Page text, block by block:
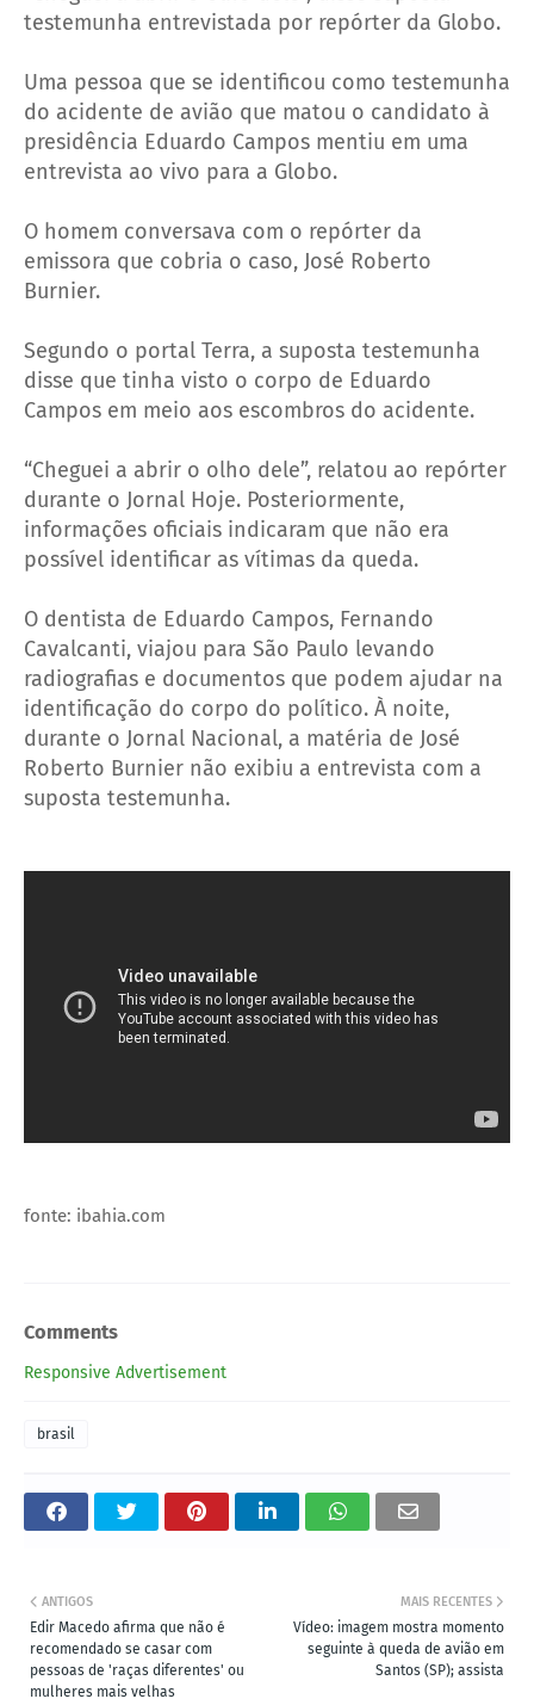
testemunha entrevistada por repórter da Globo.
Uma pessoa que se identificou como testemunha
do acidente de avião que matou o candidato à
presidência Eduardo Campos mentiu em uma
entrevista ao vivo para a Globo.
O homem conversava com o repórter da
emissora que cobria o caso, José Roberto
Burnier.
Segundo o portal Terra, a suposta testemunha
disse que tinha visto o corpo de Eduardo
Campos em meio aos escombros do acidente.
“Cheguei a abrir o olho dele”, relatou ao repórter
durante o Jornal Hoje. Posteriormente,
informações oficiais indicaram que não era
possível identificar as vítimas da queda.
O dentista de Eduardo Campos, Fernando
Cavalcanti, viajou para São Paulo levando
radiografias e documentos que podem ajudar na
identificação do corpo do político. À noite,
durante o Jornal Nacional, a matéria de José
Roberto Burnier não exibiu a entrevista com a
suposta testemunha.
fonte: ibahia.com
Comments
Responsive Advertisement
brasil
MAIS RECENTES
Vídeo: imagem mostra momento
seguinte à queda de avião em
Santos (SP); assista
ANTIGOS
Edir Macedo afirma que não é
recomendado se casar com
pessoas de 'raças diferentes' ou
mulheres mais velhas